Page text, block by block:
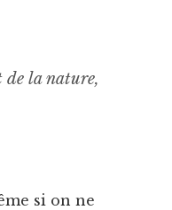
de la nature,
si on ne